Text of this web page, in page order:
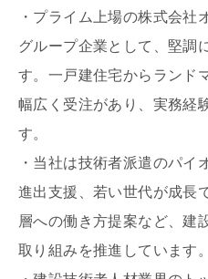
・プライム上場の株式会社
グループ企業として、堅調
す。一戸建住宅からランド
幅広く受注があり、実務経
す。
・当社は技術者派遣のパイ
進出支援、若い世代が成長
層への働き方提案など、建
取り組みを推進しています。